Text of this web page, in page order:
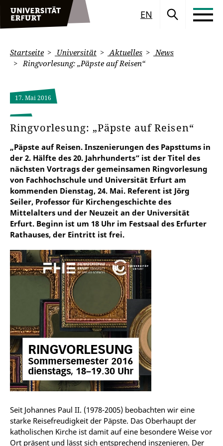
EN
Startseite Universität Aktuelles
News
Ringvorlesung: „Päpste auf Reisen“
17. Mai 2016
Ringvorlesung: „Päpste auf Reisen“
„Päpste auf Reisen. Inszenierungen des Papsttums in
der 2. Hälfte des 20. Jahrhunderts“ ist der Titel des
nächsten Vortrags der gemeinsamen Ringvorlesung
von Fachhochschule und Universität Erfurt am
kommenden Dienstag, 24. Mai. Referent ist Jörg
Seiler, Professor für Kirchengeschichte des
Mittelalters und der Neuzeit an der Universität
Erfurt. Beginn ist um 18 Uhr im Festsaal des Erfurter
Rathauses, der Eintritt ist frei.
Seit Johannes Paul II. (1978-2005) beobachten wir eine
starke Reisefreudigkeit der Päpste. Das Oberhaupt der
katholischen Kirche ist damit auf eine besondere Weise vor
Ort präsent und lässt sich entsprechend inszenieren. Der